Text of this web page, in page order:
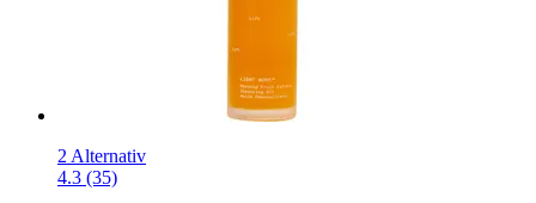
2 Alternativ
4.3 (35)